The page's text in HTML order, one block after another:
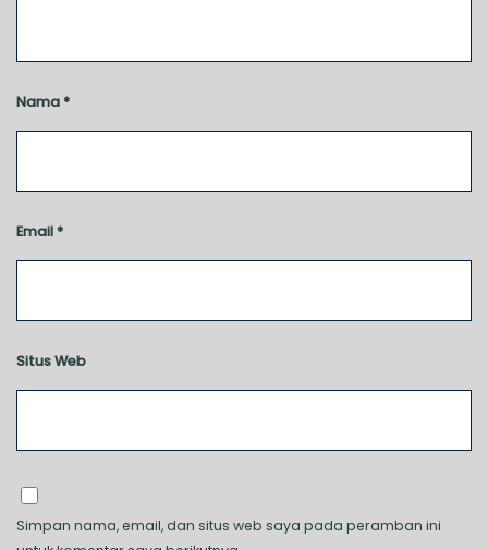
Nama *
Email *
Situs Web
Simpan nama, email, dan situs web saya pada peramban ini